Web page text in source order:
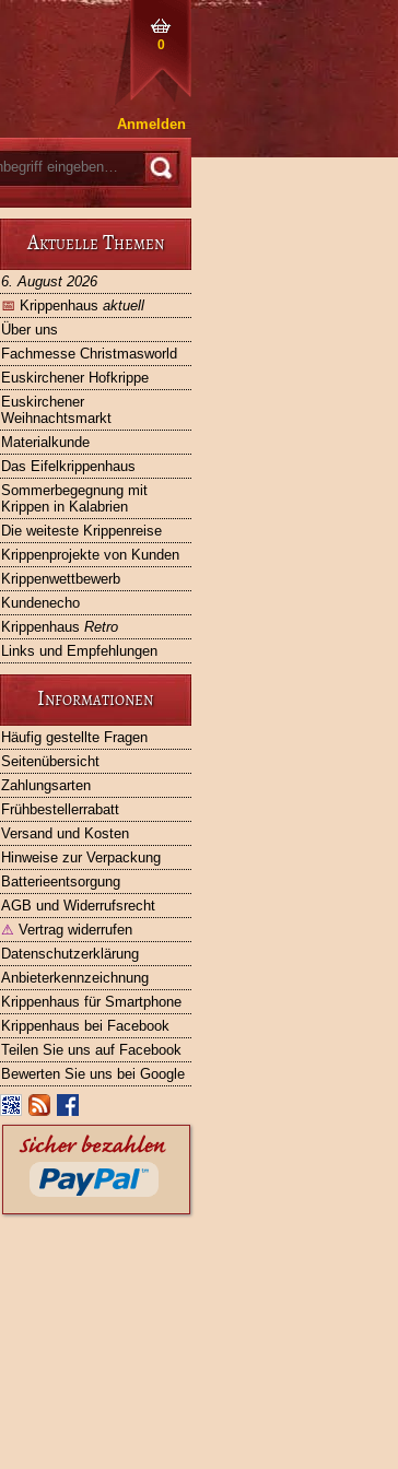
0
Anmelden
Aktuelle Themen
6. August 2026
📅 Krippenhaus aktuell
Über uns
Fachmesse Christmasworld
Euskirchener Hofkrippe
Euskirchener
Weihnachtsmarkt
Materialkunde
Das Eifelkrippenhaus
Sommerbegegnung mit
Krippen in Kalabrien
Die weiteste Krippenreise
Krippenprojekte von Kunden
Krippenwettbewerb
Kundenecho
Krippenhaus Retro
Links und Empfehlungen
Informationen
Häufig gestellte Fragen
Seitenübersicht
Zahlungsarten
Frühbestellerrabatt
Versand und Kosten
Hinweise zur Verpackung
Batterieentsorgung
AGB und Widerrufsrecht
⚠ Vertrag widerrufen
Datenschutzerklärung
Anbieterkennzeichnung
Krippenhaus für Smartphone
Krippenhaus bei Facebook
Teilen Sie uns auf Facebook
Bewerten Sie uns bei Google